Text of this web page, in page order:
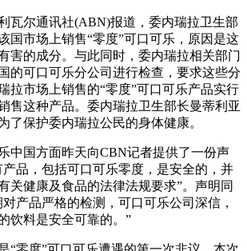
尔通讯社(ABN)报道，委内瑞拉卫生部
国市场上销售“零度”可口可乐，原因是这
害的成分。与此同时，委内瑞拉相关部门
的可口可乐分公司进行检查，要求这些分
拉市场上销售的“零度”可口可乐产品实行
售这种产品。委内瑞拉卫生部长曼蒂利亚
了保护委内瑞拉公民的身体健康。
国方面昨天向CBN记者提供了一份声
产品，包括可口可乐零度，是安全的，并
关健康及食品的法律法规要求”。声明同
产品严格的检测，可口可乐公司深信，
饮料是安全可靠的。”